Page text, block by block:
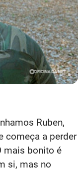
Ruben,
começa a perder
mais bonito é
si, mas no